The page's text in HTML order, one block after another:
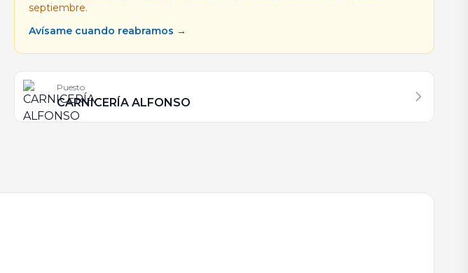
septiembre.
Avísame cuando reabramos →
Puesto
CARNICERÍA ALFONSO